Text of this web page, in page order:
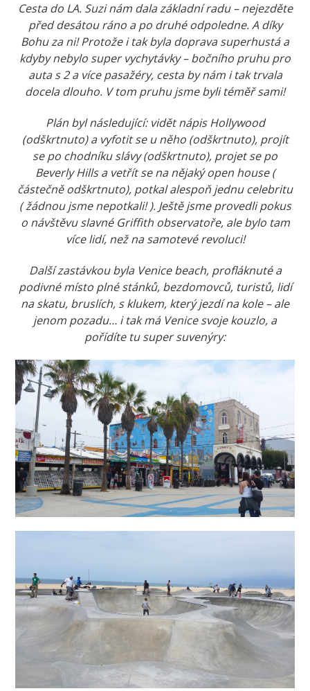
Cesta do LA. Suzi nám dala základní radu – nejezděte
před desátou ráno a po druhé odpoledne. A díky
Bohu za ni! Protože i tak byla doprava superhustá a
kdyby nebylo super vychytávky – bočního pruhu pro
auta s 2 a více pasažéry, cesta by nám i tak trvala
docela dlouho. V tom pruhu jsme byli téměř sami!
Plán byl následující: vidět nápis Hollywood
(odškrtnuto) a vyfotit se u něho (odškrtnuto), projít
se po chodníku slávy(odškrtnuto), projet se po
Beverly Hills a vetřít se na nějaký open house (
částečněodškrtnuto), potkal alespoň jednu celebritu
( žádnou jsme nepotkali! ). Ještě jsme provedli pokus
o návštěvu slavné Griffith observatoře, ale bylo tam
více lidí, než na samotevé revoluci!
Další zastávkou byla Venice beach, profláknuté a
podivné místo plné stánků, bezdomovců, turistů, lidí
na skatu, bruslích, s klukem, který jezdí na kole – ale
jenom pozadu… i tak má Venice svoje kouzlo, a
pořídíte tu super suvenýry: